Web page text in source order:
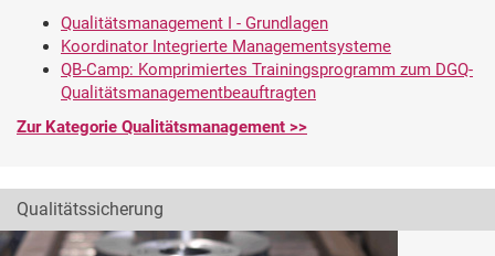
Qualitätsmanagement I - Grundlagen
Koordinator Integrierte Managementsysteme
QB-Camp: Komprimiertes Trainingsprogramm zum DGQ-
Qualitätsmanagementbeauftragten
Zur Kategorie Qualitätsmanagement >>
Qualitätssicherung